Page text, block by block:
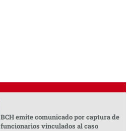
BCH emite comunicado por captura de
funcionarios vinculados al caso